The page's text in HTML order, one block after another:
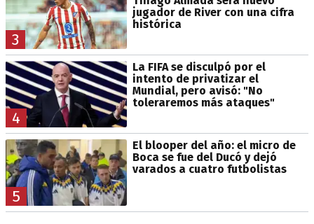
3
jugador de River con una cifra
histórica
4
La FIFA se disculpó por el
intento de privatizar el
Mundial, pero avisó: "No
toleraremos más ataques"
5
El blooper del año: el micro de
Boca se fue del Ducó y dejó
varados a cuatro futbolistas